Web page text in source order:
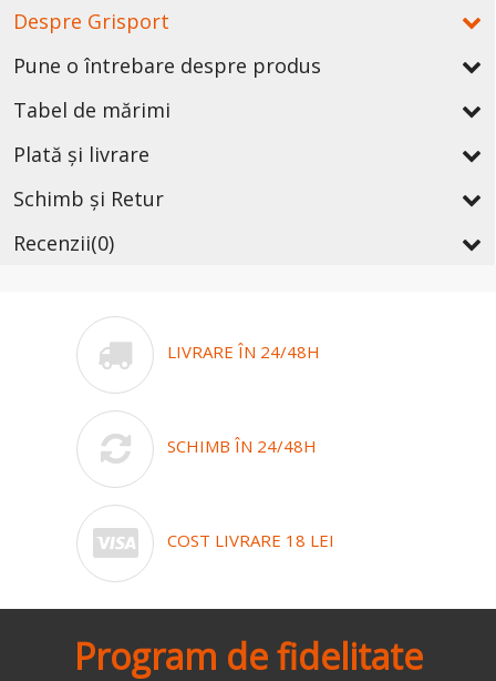
Despre Grisport
Pune o întrebare despre produs
Tabel de mărimi
Plată și livrare
Schimb și Retur
Recenzii(0)
LIVRARE ÎN 24/48H
SCHIMB ÎN 24/48H
COST LIVRARE 18 LEI
Program de fidelitate